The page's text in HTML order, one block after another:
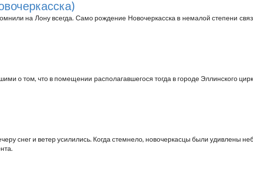
на Лону всегда. Само рождение Новочеркасска в немалой степени
о том, что в помещении располагавшегося тогда в городе Эллинского
снег и ветер усилились. Когда стемнело, новочеркасцы были удивлены